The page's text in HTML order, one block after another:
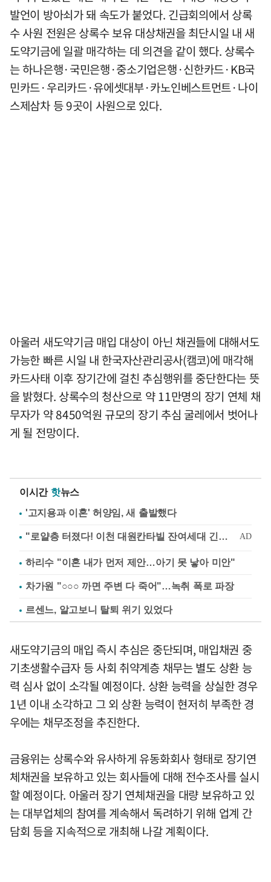
발언이 방아쇠가 돼 속도가 붙었다. 긴급회의에서 상록
수 사원 전원은 상록수 보유 대상채권을 최단시일 내 새
도약기금에 일괄 매각하는 데 의견을 같이 했다. 상록수
는 하나은행·국민은행·중소기업은행·신한카드·KB국
민카드·우리카드·유에셋대부·카노인베스트먼트·나이
스제삼차 등 9곳이 사원으로 있다.
아울러 새도약기금 매입 대상이 아닌 채권들에 대해서도
가능한 빠른 시일 내 한국자산관리공사(캠코)에 매각해
카드사태 이후 장기간에 걸친 추심행위를 중단한다는 뜻
을 밝혔다. 상록수의 청산으로 약 11만명의 장기 연체 채
무자가 약 8450억원 규모의 장기 추심 굴레에서 벗어나
게 될 전망이다.
이시간 핫뉴스
'고지용과 이혼' 허양임, 새 출발했다
하리수 "이혼 내가 먼저 제안…아기 못 낳아 미안"
차가원 "○○○ 까면 주변 다 죽어"…녹취 폭로 파장
르센느, 알고보니 탈퇴 위기 있었다
새도약기금의 매입 즉시 추심은 중단되며, 매입채권 중
기초생활수급자 등 사회 취약계층 채무는 별도 상환 능
력 심사 없이 소각될 예정이다. 상환 능력을 상실한 경우
1년 이내 소각하고 그 외 상환 능력이 현저히 부족한 경
우에는 채무조정을 추진한다.
금융위는 상록수와 유사하게 유동화회사 형태로 장기연
체채권을 보유하고 있는 회사들에 대해 전수조사를 실시
할 예정이다. 아울러 장기 연체채권을 대량 보유하고 있
는 대부업체의 참여를 계속해서 독려하기 위해 업계 간
담회 등을 지속적으로 개최해 나갈 계획이다.